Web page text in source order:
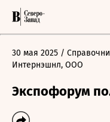
30 мая 2025 /
Интернэшнл, ООО
Экспофорум